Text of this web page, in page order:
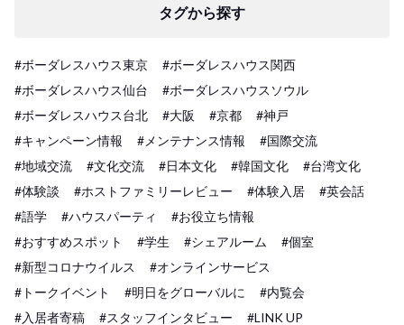
タグから探す
#ボーダレスハウス東京
#ボーダレスハウス関西
#ボーダレスハウス仙台
#ボーダレスハウスソウル
#ボーダレスハウス台北
#大阪 #京都
#神戸
#キャンペーン情報
#メンテナンス情報
#国際交流
#地域交流
#文化交流 #日本文化 #韓国文化
#台湾文化
#体験談
#ホストファミリーレビュー #体験入居
#英会話
#語学
#ハウスパーティ
#お役立ち情報
#おすすめスポット
#学生 #シェアルーム
#個室
#新型コロナウイルス
#オンラインサービス
#トークイベント
#明日をグローバルに
#内覧会
#入居者寄稿
#スタッフインタビュー
#LINK UP